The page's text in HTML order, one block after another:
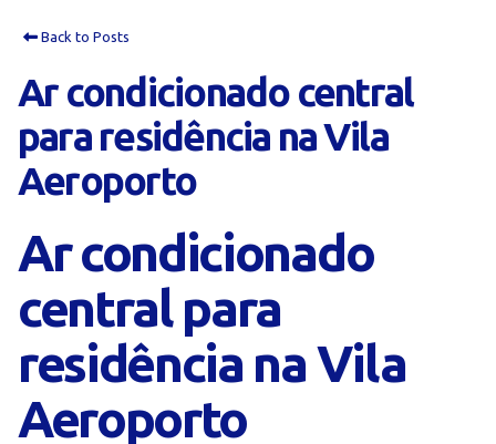
Back to Posts
Ar condicionado central
para residência na Vila
Aeroporto
Ar condicionado
central para
residência na Vila
Aeroporto